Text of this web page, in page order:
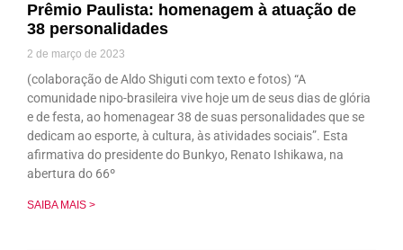
Prêmio Paulista: homenagem à atuação de
38 personalidades
2 de março de 2023
(colaboração de Aldo Shiguti com texto e fotos) “A
comunidade nipo-brasileira vive hoje um de seus dias de glória
e de festa, ao homenagear 38 de suas personalidades que se
dedicam ao esporte, à cultura, às atividades sociais”. Esta
afirmativa do presidente do Bunkyo, Renato Ishikawa, na
abertura do 66º
SAIBA MAIS >